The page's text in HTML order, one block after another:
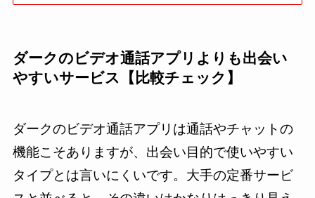
ダークのビデオ通話アプリよりも出会い
やすいサービス【比較チェック】
ダークのビデオ通話アプリは通話やチャットの
機能こそありますが、出会い目的で使いやすい
タイプとは言いにくいです。大手の定番サービ